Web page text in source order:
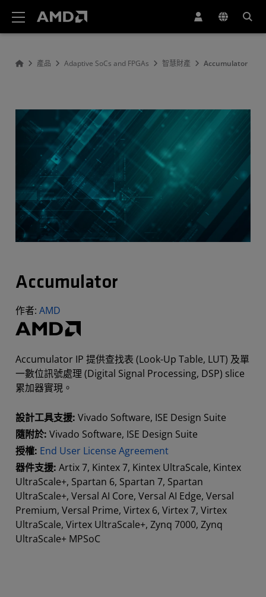
產品 Adaptive SoCs and FPGAs 智慧財產 Accumulator
Accumulator
作者: AMD
Accumulator IP 提供查找表 (Look-Up Table, LUT) 及單
一數位訊號處理 (Digital Signal Processing, DSP) slice
累加器實現。
設計工具支援: Vivado Software, ISE Design Suite
隨附於: Vivado Software, ISE Design Suite
授權: End User License Agreement
器件支援: Artix 7, Kintex 7, Kintex UltraScale, Kintex
UltraScale+, Spartan 6, Spartan 7, Spartan
UltraScale+, Versal AI Core, Versal AI Edge, Versal
Premium, Versal Prime, Virtex 6, Virtex 7, Virtex
UltraScale, Virtex UltraScale+, Zynq 7000, Zynq
UltraScale+ MPSoC